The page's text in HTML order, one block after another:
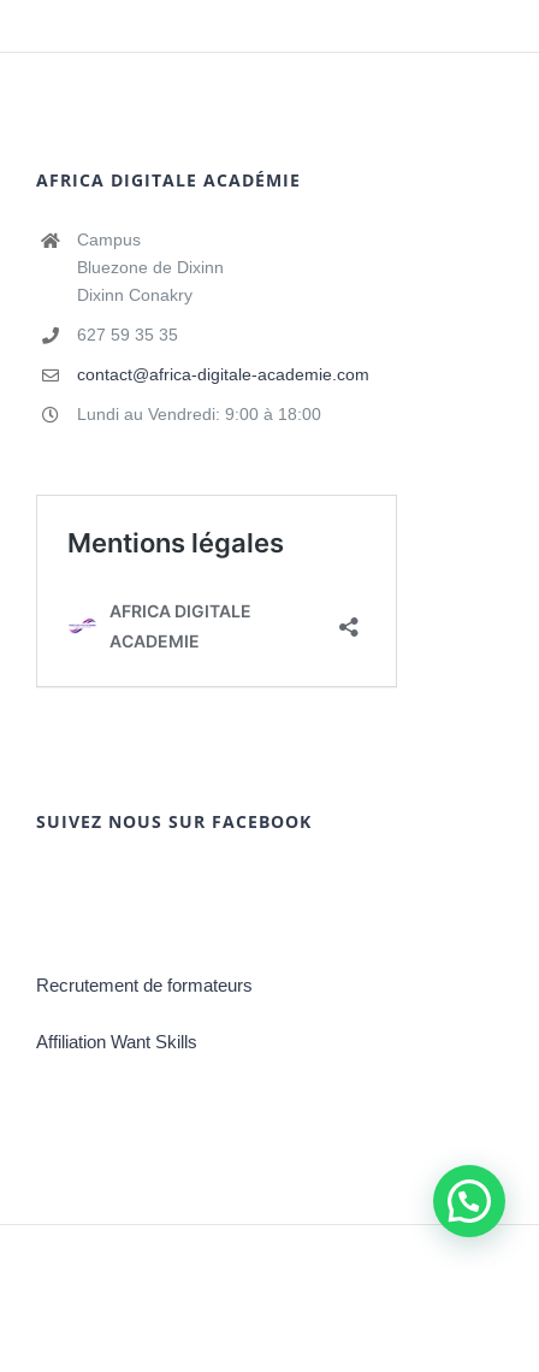
AFRICA DIGITALE ACADÉMIE
Campus
Bluezone de Dixinn
Dixinn Conakry
627 59 35 35
contact@africa-digitale-academie.com
Lundi au Vendredi: 9:00 à 18:00
SUIVEZ NOUS SUR FACEBOOK
Recrutement de formateurs
Affiliation Want Skills